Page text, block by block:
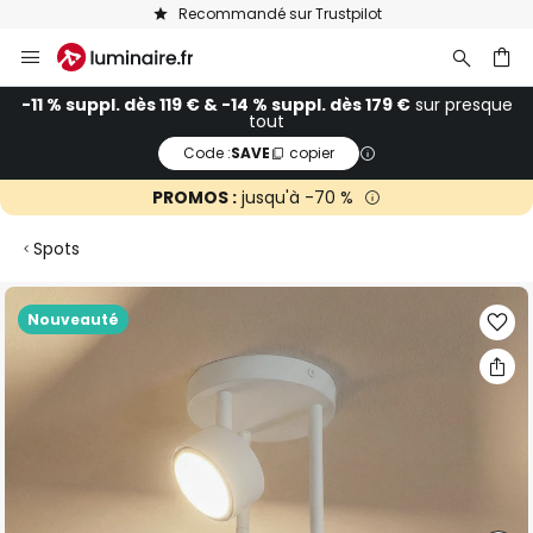
Recommandé sur Trustpilot
Allez
au
contenu
-11 % suppl. dès 119 € & -14 % suppl. dès 179 €sur presque
tout
Code :SAVE copier
PROMOS : jusqu'à -70 %
Spots
Nouveauté
Skip
to
end